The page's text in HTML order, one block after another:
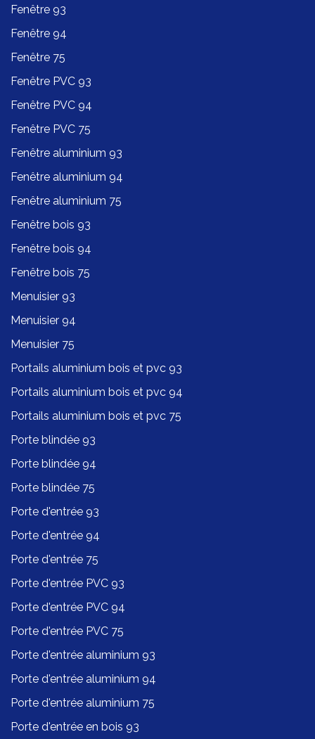
Fenêtre 93
Fenêtre 94
Fenêtre 75
Fenêtre PVC 93
Fenêtre PVC 94
Fenêtre PVC 75
Fenêtre aluminium 93
Fenêtre aluminium 94
Fenêtre aluminium 75
Fenêtre bois 93
Fenêtre bois 94
Fenêtre bois 75
Menuisier 93
Menuisier 94
Menuisier 75
Portails aluminium bois et pvc 93
Portails aluminium bois et pvc 94
Portails aluminium bois et pvc 75
Porte blindée 93
Porte blindée 94
Porte blindée 75
Porte d'entrée 93
Porte d'entrée 94
Porte d'entrée 75
Porte d'entrée PVC 93
Porte d'entrée PVC 94
Porte d'entrée PVC 75
Porte d'entrée aluminium 93
Porte d'entrée aluminium 94
Porte d'entrée aluminium 75
Porte d'entrée en bois 93